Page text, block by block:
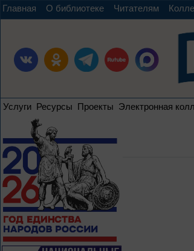
Главная О библиотеке Читателям
Услуги Ресурсы Проекты Электронная